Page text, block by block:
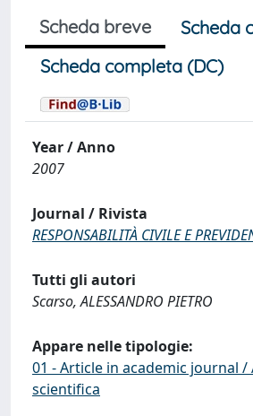
Scheda breve
Scheda
Scheda completa (DC)
Year / Anno
2007
Journal / Rivista
RESPONSABILITÀ CIVILE E
Tutti gli autori
Scarso, ALESSANDRO PIETRO
Appare nelle tipologie:
01 - Article in academic journal
scientifica